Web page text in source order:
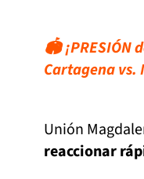
🏟️ ¡PRESIÓN
Cartagena vs.
Unión
reaccionar